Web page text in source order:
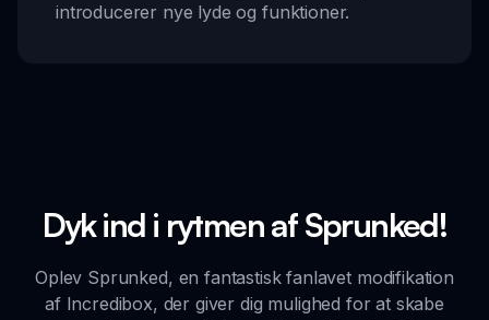
introducerer nye lyde og funktioner.
Dyk ind i rytmen af Sprunked!
Oplev Sprunked, en fantastisk fanlavet modifikation
af Incredibox, der giver dig mulighed for at skabe